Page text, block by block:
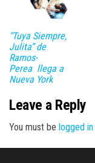
“Tuya Siempre,
Julita” de
Ramos-
Perea llega a
Nueva York
Leave a Reply
You must be logged in